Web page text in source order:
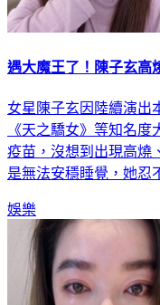
遇大魔王了！陳子玄
女星陳子玄因陸續演出
《天之驕女》等知名
疫苗，沒想到出現高燒
是無法安穩睡覺，她忍
娛樂